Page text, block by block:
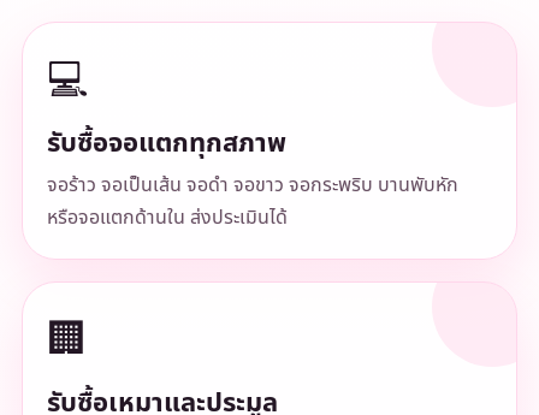
💻
รับซื้อจอแตกทุกสภาพ
จอร้าว จอเป็นเส้น จอดำ จอขาว จอกระพริบ บานพับหัก
หรือจอแตกด้านใน ส่งประเมินได้
🏢
รับซื้อเหมาและประมูล